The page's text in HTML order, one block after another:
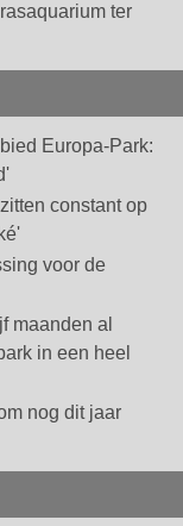
ter
Europa-Park:
constant op
voor de
maanden al
in een heel
nog dit jaar